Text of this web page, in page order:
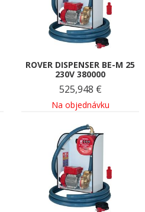
ROVER DISPENSER BE-M 25
230V 380000
525,948 €
Na objednávku